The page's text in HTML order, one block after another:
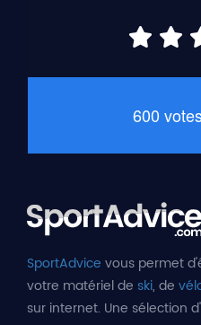
600
SportAdvice vous permet
votre matériel de ski, de
sur internet. Une sélection